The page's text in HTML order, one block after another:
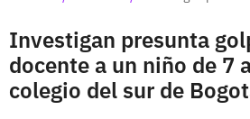
Investigan presunta
docente a un niño de 7
colegio del sur de